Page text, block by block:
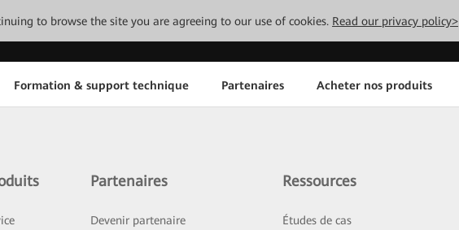
to browse the site you are agreeing to our use of cookies. Read our privacy policy>
Formation & support technique Partenaires Acheter nos produits
Partenaires
Devenir partenaire
Ressources
Études de cas